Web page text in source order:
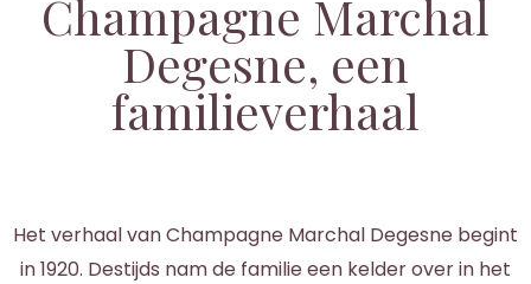
Champagne Marchal
Degesne, een
familieverhaal
Het verhaal van Champagne Marchal Degesne begint
in 1920. Destijds nam de familie een kelder over in het